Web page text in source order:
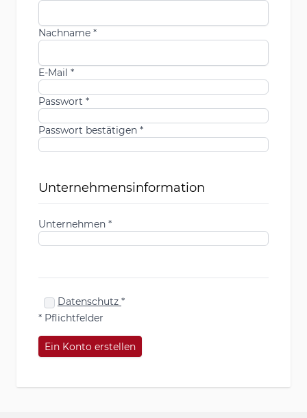
Nachname
E-Mail
Passwort
Passwort bestätigen
Unternehmensinformation
Unternehmen
Datenschutz
* Pflichtfelder
Ein Konto erstellen